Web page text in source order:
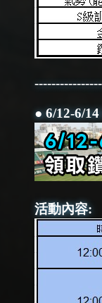
● 6/12-6/
活動內容: